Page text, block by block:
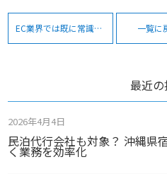
最近
民泊代行会社も対象？ 沖縄県
く業務を効率化
2026年4月4日
EC業界では既に常識！ヒートマップ分析とは・メリット 一覧に